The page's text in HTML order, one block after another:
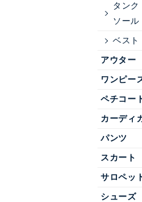
タンク
ソール
ベスト
アウター
ワンピー
ペチコー
カーディ
パンツ
スカート
サロペッ
シューズ